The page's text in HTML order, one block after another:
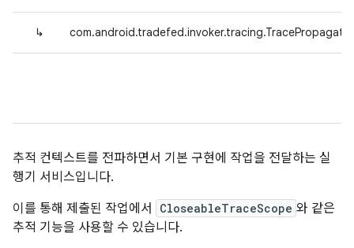
↳
추적 컨텍스트를 전파하면서 기본 구현에 작업을 전달하는 실
행기 서비스입니다.
이를 통해 제출된 작업에서
CloseableTraceScope 와 같은
추적 기능을 사용할 수 있습니다.